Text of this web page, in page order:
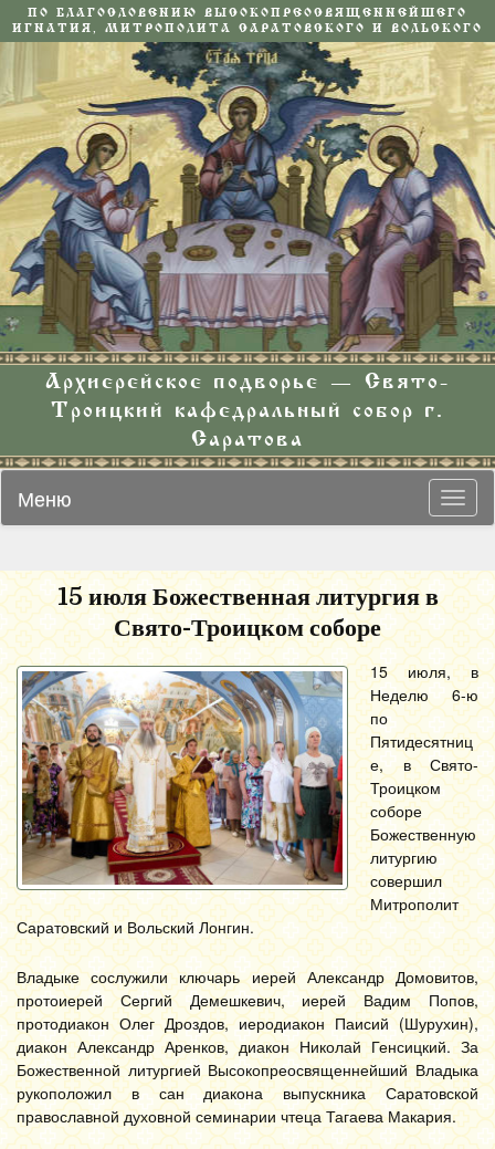
ПО БЛАГОСЛОВЕНИЮ ВЫСОКОПРЕОСВЯЩЕННЕЙШЕГО
ИГНАТИЯ, МИТРОПОЛИТА САРАТОВСКОГО И ВОЛЬСКОГО
Архиерейское подворье — Свято-
Троицкий кафедральный собор г.
Саратова
Меню
15 июля Божественная литургия в
Свято-Троицком соборе
15 июля, в
Неделю 6-ю
по
Пятидесятниц
е, в Свято-
Троицком
соборе
Божественную
литургию
совершил
Митрополит
Саратовский и Вольский Лонгин.
Владыке сослужили ключарь иерей Александр Домовитов,
протоиерей Сергий Демешкевич, иерей Вадим Попов,
протодиакон Олег Дроздов, иеродиакон Паисий (Шурухин),
диакон Александр Аренков, диакон Николай Генсицкий. За
Божественной литургией Высокопреосвященнейший Владыка
рукоположил в сан диакона выпускника Саратовской
православной духовной семинарии чтеца Тагаева Макария.